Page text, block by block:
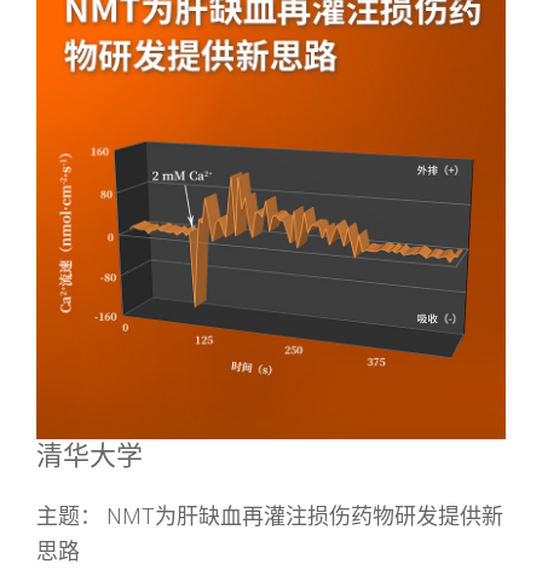
清华大学
主题： NMT为肝缺血再灌注损伤药物研发提供新
思路